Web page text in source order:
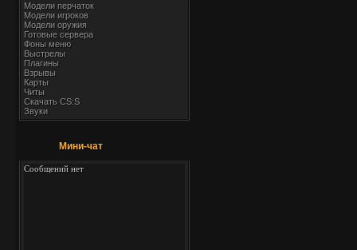
Модели перчаток
Модели игроков
Модели оружия
Готовые сервера
Фоны меню
Выстрелы
Плагины
Взрывы
Карты
Читы
Скачать CS:S
Звуки
Мини-чат